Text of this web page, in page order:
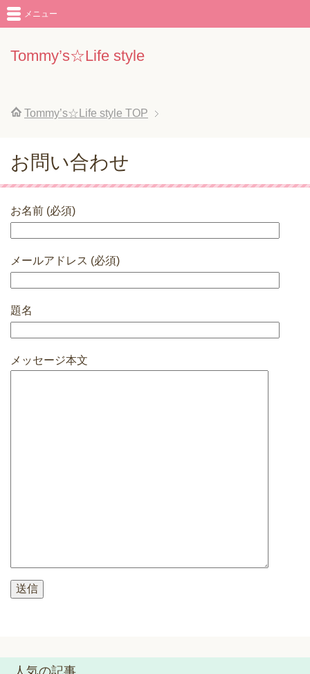
Tommy’s☆Life style
メニュー
Tommy’s☆Life style TOP
お問い合わせ
お名前 (必須)
メールアドレス (必須)
題名
メッセージ本文
人気の記事